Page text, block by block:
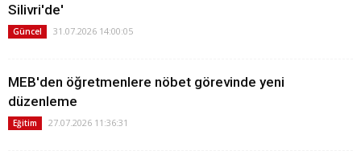
Silivri'de'
Güncel 31.07.2026 14:00:05
MEB'den öğretmenlere nöbet görevinde yeni
düzenleme
Eğitim 27.07.2026 11:36:31